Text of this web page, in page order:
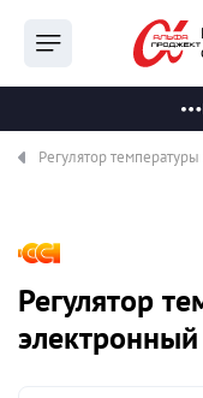
Регулятор
Регулятор